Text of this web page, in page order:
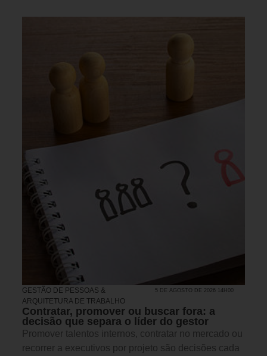
GESTÃO DE PESSOAS &
ARQUITETURA DE TRABALHO
5 DE AGOSTO DE 2026 14H00
Contratar, promover ou buscar fora: a
decisão que separa o líder do gestor
Promover talentos internos, contratar no mercado ou
recorrer a executivos por projeto são decisões cada